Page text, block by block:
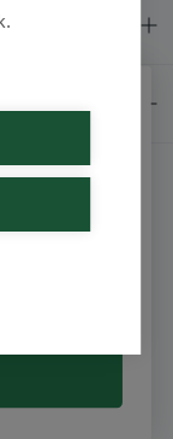
en persoonlijk